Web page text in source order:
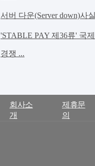
서버 다운(Server down)사
'STABLE PAY 제36류' 국
경쟁 ...
회사소
개
제휴문
의